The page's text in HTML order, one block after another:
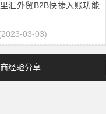
汇外贸B2B快捷入账功能
03-03)
经验分享